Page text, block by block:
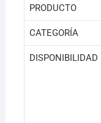
PRODUCTO
CATEGORÍA
DISPONIBILIDAD